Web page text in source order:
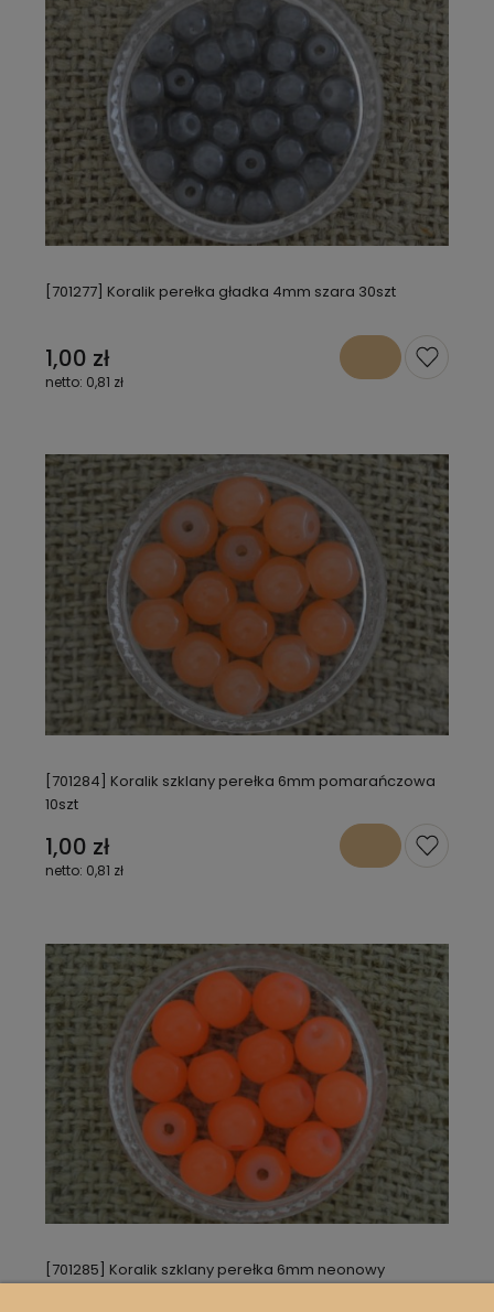
[701277] Koralik perełka gładka 4mm szara 30szt
1,00 zł
0,81 zł
[701284] Koralik szklany perełka 6mm pomarańczowa
10szt
1,00 zł
0,81 zł
[701285] Koralik szklany perełka 6mm neonowy